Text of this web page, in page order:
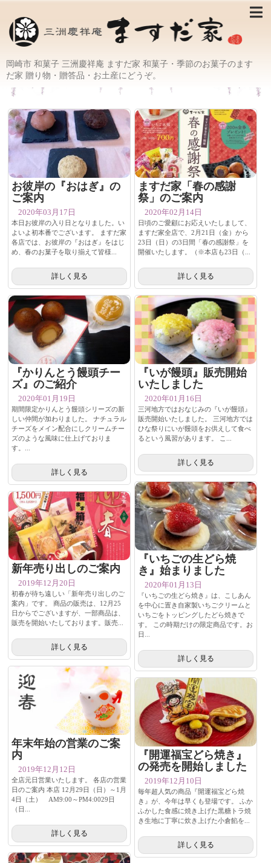
岡崎市 和菓子 三洲慶祥庵 ますだ家 和菓子・季節のお菓子のます
だ家 贈り物・贈答品・お土産にどうぞ。
お彼岸の『おはぎ』の
ご案内
2020年03月17日
本日お彼岸の入り日となりました。い
よいよ初本番でございます。 ますだ家
各店では、お彼岸の『おはぎ』をはじ
め、春のお菓子を取り揃えて皆様...
詳しく見る
ますだ家「春の感謝
祭」のご案内
2020年02月14日
日頃のご愛顧にお応えいたしまして、
ますだ家全店で、2月21日（金）から
23日（日）の3日間「春の感謝祭」を
開催いたします。（※本店も23日（...
詳しく見る
『かりんとう饅頭チー
ズ』のご紹介
2020年01月19日
期間限定かりんとう饅頭シリーズの新
しい仲間が加わりました。 ナチュラル
チーズをメイン配合にしクリームチー
ズのような風味に仕上げておりま
す。...
詳しく見る
『いが饅頭』販売開始
いたしました
2020年01月16日
三河地方ではおなじみの『いが饅頭』
販売開始いたしました。 三河地方では
ひな祭りにいが饅頭をお供えして食べ
るという風習があります。 こ...
詳しく見る
『いちごの生どら焼
き』始まりました
2020年01月13日
『いちごの生どら焼き』は、こしあん
を中心に置き自家製いちごクリームと
いちごをトッピングしたどら焼きで
す。 この時期だけの限定商品です。お
日...
詳しく見る
新年売り出しのご案内
2019年12月20日
初春が待ち遠しい「新年売り出しのご
案内」です。 商品の販売は、12月25
日からでございますが、一部商品は、
販売を開始いたしております。販売...
詳しく見る
年末年始の営業のご案
内
2019年12月12日
全店元日営業いたします。 各店の営業
日のご案内 本店 12月29日（日）～1月
4日（土） AM9:00～PM4:0029日
（日...
詳しく見る
『開運福宝どら焼き』
の発売を開始しました
2019年12月10日
毎年超人気の商品『開運福宝どら焼
き』が、今年は早くも登場です。 ふか
ふかした食感に焼き上げた黒糖トラ焼
き生地に丁寧に炊き上げた小倉餡を...
詳しく見る